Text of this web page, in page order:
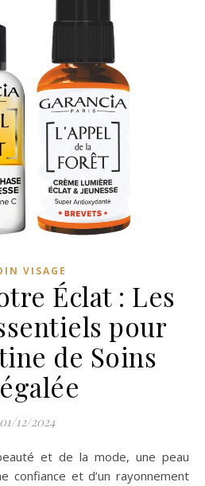
VISAGE
Éclat : Les
pour
de Soins
01/12/2024
confiance et d’un rayonnement